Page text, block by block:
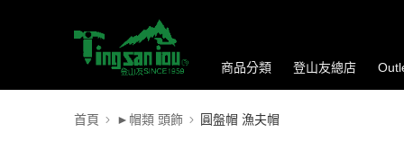
商品分類 登山友總店
首頁 ►帽類 頭飾 圓盤帽 漁夫帽